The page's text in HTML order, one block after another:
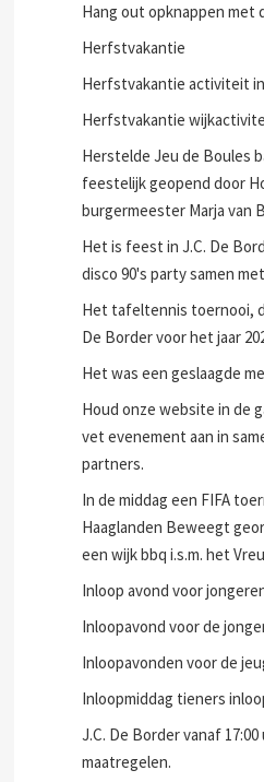
Hang out opknappen met
Herfstvakantie
Herfstvakantie activiteit
Herfstvakantie
Herstelde Jeu de Boules
feestelijk geopend door
burgermeester Marja van
Het is feest in J.C. De
disco 90's party samen
Het tafeltennis toernooi,
De Border voor het jaar
Het was een geslaagde
Houd onze website in de
vet evenement aan in
partners.
In de middag een FIFA
Haaglanden Beweegt
een wijk bbq i.s.m. het
Inloop avond voor
Inloopavond voor de
Inloopavonden voor de
Inloopmiddag tieners
J.C. De Border vanaf
maatregelen.